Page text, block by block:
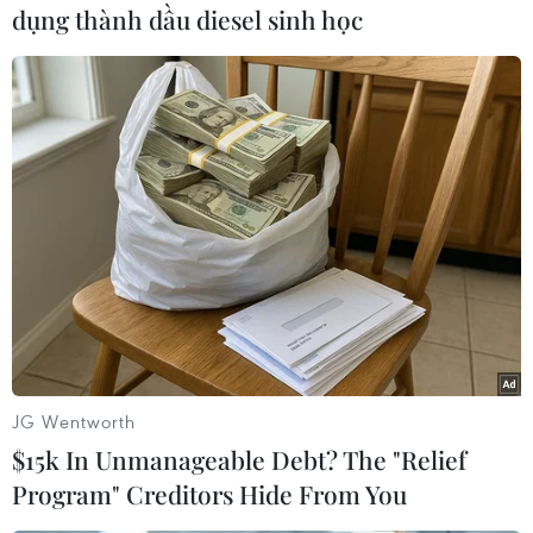
sửa đổi của Chính phủ Indonesia trình Quốc hội
xem xét sẽđiều chỉnh tăng thêm tương ứng
1.000 rupiah và 2.000 rupiah với mỗi lít
dầudiezel và xăng được trợ giá.
Dự kiến, Quốc hội Indonesia trong phiên họp
ngày 17/6 sẽ thông qua kếhoạch ngân sách 2013
sửa đổi của chính phủ./.
Việt Tú/Jakarta (Vietnam+)
dụng thành dầu diesel sinh học
JG Wentworth
$15k In Unmanageable Debt? The "Relief
Program" Creditors Hide From You